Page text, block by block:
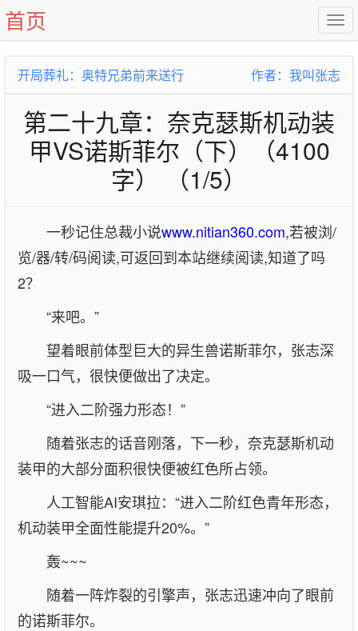
首页
开局葬礼：奥特兄弟前来送行 作者：我叫张志
第二十九章：奈克瑟斯机动装
甲VS诺斯菲尔（下）（4100
字） （1/5）
一秒记住总裁小说www.nitian360.com,若被浏/
览/器/转/码阅读,可返回到本站继续阅读,知道了吗
2？
“来吧。”
望着眼前体型巨大的异生兽诺斯菲尔，张志深
吸一口气，很快便做出了决定。
“进入二阶强力形态！”
随着张志的话音刚落，下一秒，奈克瑟斯机动
装甲的大部分面积很快便被红色所占领。
人工智能AI安琪拉：“进入二阶红色青年形态，
机动装甲全面性能提升20%。”
轰~~~
随着一阵炸裂的引擎声，张志迅速冲向了眼前
的诺斯菲尔。